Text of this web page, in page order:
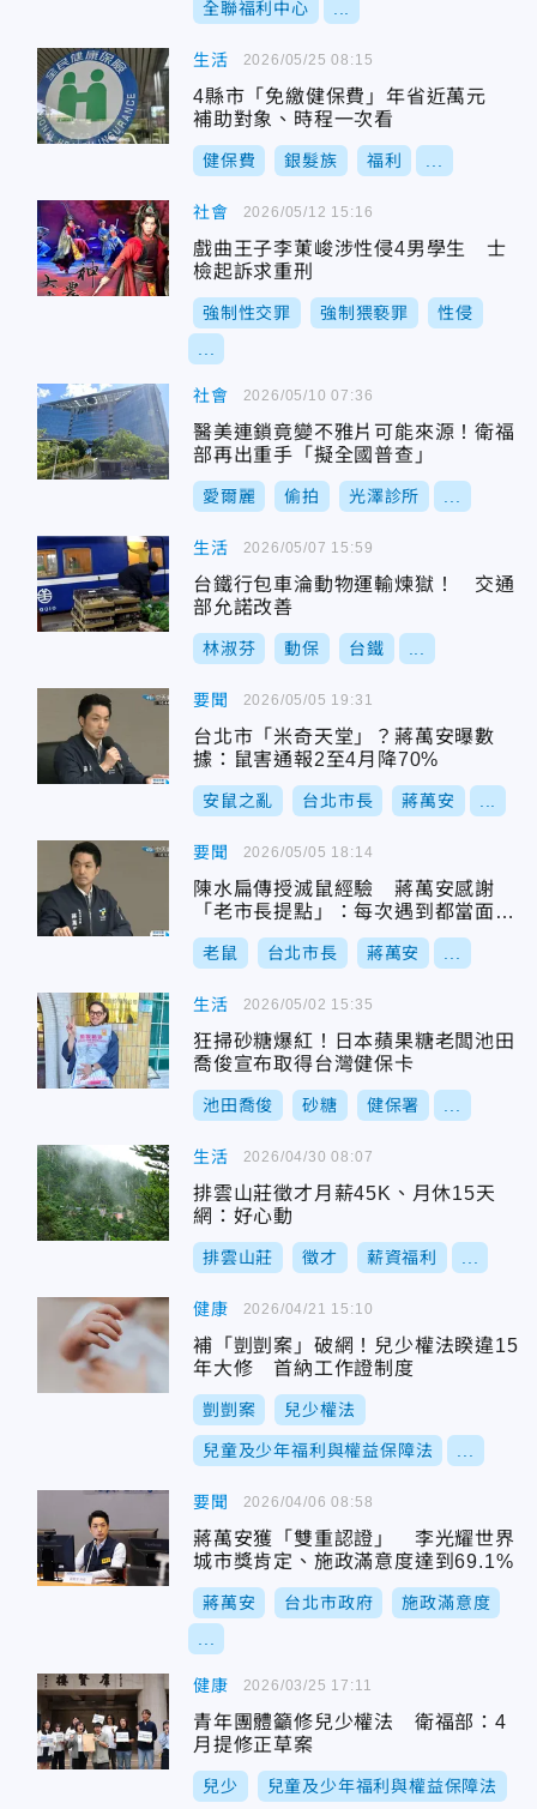
全聯福利中心
生活
4縣市「免繳健保費」年省近萬元
補助對象、時程一次看
健保費 銀髮族 福利
2026/05/25 08:15
社會
戲曲王子李菄峻涉性侵4男學生 士
檢起訴求重刑
強制性交罪 強制猥褻罪 性侵
2026/05/12 15:16
社會
醫美連鎖竟變不雅片可能來源！衛福
部再出重手「擬全國普查」
愛爾麗 偷拍 光澤診所
2026/05/10 07:36
生活
台鐵行包車淪動物運輸煉獄！ 交通
部允諾改善
林淑芬 動保 台鐵
2026/05/07 15:59
要聞
台北市「米奇天堂」？蔣萬安曝數
據：鼠害通報2至4月降70%
安鼠之亂 台北市長 蔣萬安
2026/05/05 19:31
要聞
陳水扁傳授滅鼠經驗 蔣萬安感謝
「老市長提點」：每次遇到都當面請
教市政
老鼠 台北市長 蔣萬安
2026/05/05 18:14
生活
狂掃砂糖爆紅！日本蘋果糖老闆池田
喬俊宣布取得台灣健保卡
池田喬俊 砂糖 健保署
2026/05/02 15:35
生活
排雲山莊徵才月薪45K、月休15天
網：好心動
排雲山莊 徵才 薪資福利
2026/04/30 08:07
健康
補「剴剴案」破網！兒少權法睽違15
年大修 首納工作證制度
剴剴案 兒少權法
兒童及少年福利與權益保障法
2026/04/21 15:10
要聞
蔣萬安獲「雙重認證」 李光耀世界
城市獎肯定、施政滿意度達到69.1%
蔣萬安 台北市政府 施政滿意度
2026/04/06 08:58
健康
青年團體籲修兒少權法 衛福部：4
月提修正草案
兒少 兒童及少年福利與權益保障法
2026/03/25 17:11